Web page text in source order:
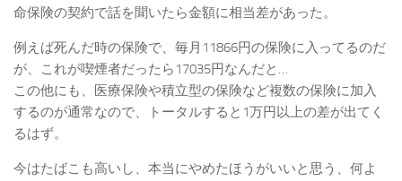
命保険の契約で話を聞いたら金額に相当差があった。
例えば死んだ時の保険で、毎月11866円の保険に入ってるのだ
が、これが喫煙者だったら17035円なんだと…
この他にも、医療保険や積立型の保険など複数の保険に加入
するのが通常なので、トータルすると1万円以上の差が出てく
るはず。
今はたばこも高いし、本当にやめたほうがいいと思う、何よ